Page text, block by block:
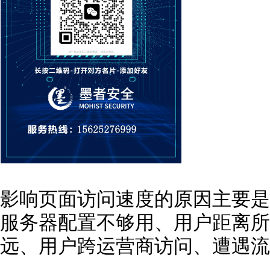
影响页面访问速度的原因主要
服务器配置不够用、用户距离
远、用户跨运营商访问、遭遇